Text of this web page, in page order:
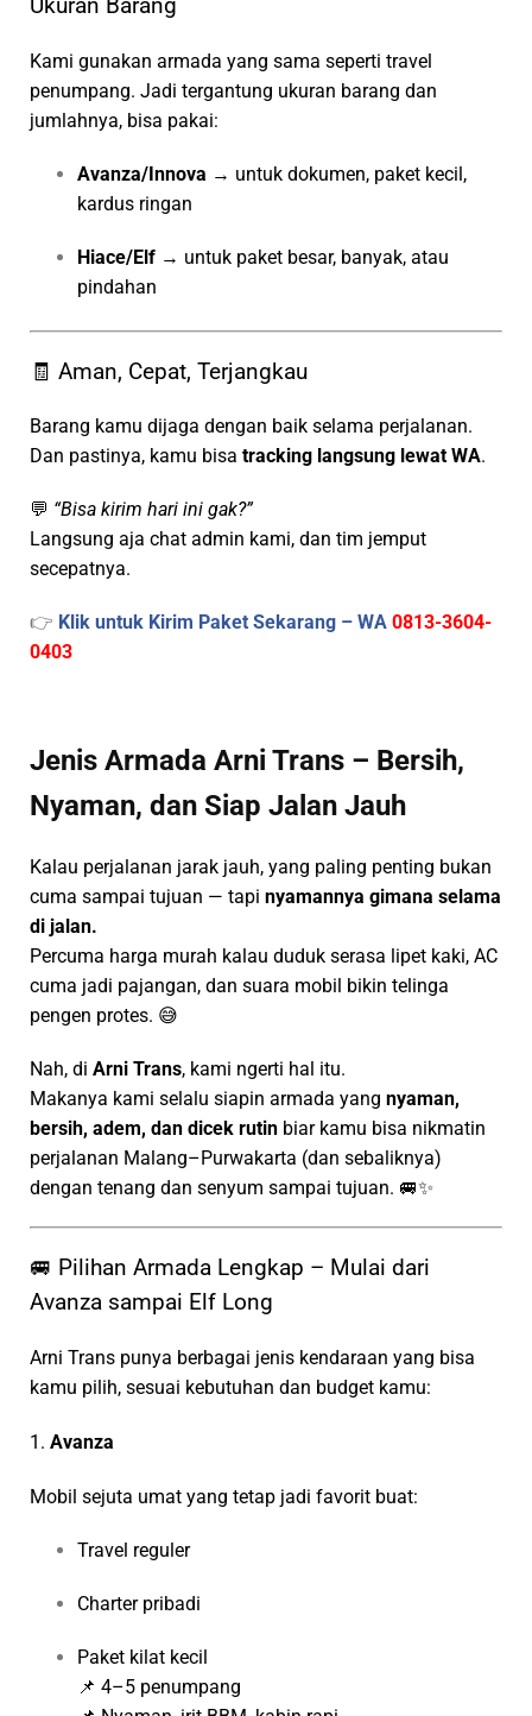
Ukuran Barang
Kami gunakan armada yang sama seperti travel
penumpang. Jadi tergantung ukuran barang dan
jumlahnya, bisa pakai:
Avanza/Innova → untuk dokumen, paket kecil,
kardus ringan
Hiace/Elf → untuk paket besar, banyak, atau
pindahan
🧾 Aman, Cepat, Terjangkau
Barang kamu dijaga dengan baik selama perjalanan.
Dan pastinya, kamu bisa tracking langsung lewat WA.
💬 “Bisa kirim hari ini gak?”
Langsung aja chat admin kami, dan tim jemput
secepatnya.
👉 Klik untuk Kirim Paket Sekarang – WA 0813-3604-
0403
Jenis Armada Arni Trans – Bersih,
Nyaman, dan Siap Jalan Jauh
Kalau perjalanan jarak jauh, yang paling penting bukan
cuma sampai tujuan — tapi nyamannya gimana selama
di jalan.
Percuma harga murah kalau duduk serasa lipet kaki, AC
cuma jadi pajangan, dan suara mobil bikin telinga
pengen protes. 😅
Nah, di Arni Trans, kami ngerti hal itu.
Makanya kami selalu siapin armada yang nyaman,
bersih, adem, dan dicek rutin biar kamu bisa nikmatin
perjalanan Malang–Purwakarta (dan sebaliknya)
dengan tenang dan senyum sampai tujuan. 🚐✨
🚐 Pilihan Armada Lengkap – Mulai dari
Avanza sampai Elf Long
Arni Trans punya berbagai jenis kendaraan yang bisa
kamu pilih, sesuai kebutuhan dan budget kamu:
1. Avanza
Mobil sejuta umat yang tetap jadi favorit buat:
Travel reguler
Charter pribadi
Paket kilat kecil
📌 4–5 penumpang